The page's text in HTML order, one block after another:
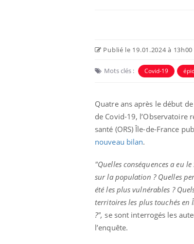
Publié le 19.01.2024 à 13h00
Mots clés : Covid-19
Quatre ans après le début
de Covid-19, l’Observatoire
santé (ORS) Île-de-France
nouveau bilan.
"Quelles conséquences a eu le
sur la population ? Quelles
été les plus vulnérables ?
territoires les plus touchés en
?", se sont interrogés les
l’enquête.